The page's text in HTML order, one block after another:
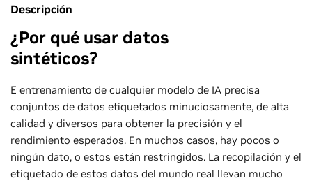
Descripción
¿Por qué usar datos
sintéticos?
E entrenamiento de cualquier modelo de IA precisa
conjuntos de datos etiquetados minuciosamente, de alta
calidad y diversos para obtener la precisión y el
rendimiento esperados. En muchos casos, hay pocos o
ningún dato, o estos están restringidos. La recopilación y el
etiquetado de estos datos del mundo real llevan mucho